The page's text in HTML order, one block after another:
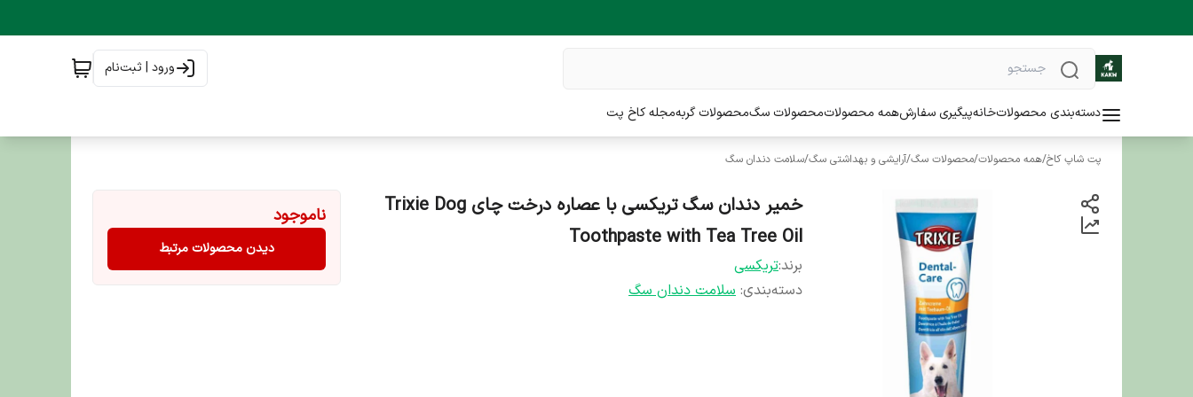
ورود | ثبت‌نام
دسته‌بندی محصولاتخانهپیگیری سفارشهمه محصولاتمحصولات سگمحصولات گربهمجله کاخ پت
پت شاپ کاخ/همه محصولات/محصولات سگ/آرایشی و بهداشتی سگ/سلامت دندان سگ
خمیر دندان سگ تریکسی با عصاره درخت چای Trixie Dog
Toothpaste with Tea Tree Oil
برند:تریکسی
دسته‌بندی: سلامت دندان سگ
ناموجود
دیدن محصولات مرتبط